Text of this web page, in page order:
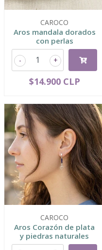
CAROCO
Aros mandala dorados
con perlas
+
-
$14.900 CLP
CAROCO
Aros Corazón de plata
y piedras naturales